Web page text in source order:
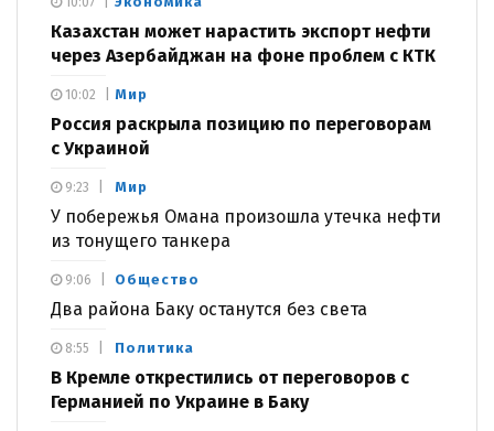
Казахстан может нарастить экспорт нефти
через Азербайджан на фоне проблем с КТК
Мир
Россия раскрыла позицию по переговорам
с Украиной
10:02
Мир
У побережья Омана произошла утечка нефти
из тонущего танкера
9:23
Общество
Два района Баку останутся без света
9:06
Политика
В Кремле открестились от переговоров с
Германией по Украине в Баку
8:55